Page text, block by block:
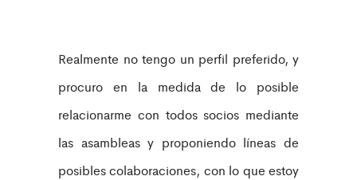
Realmente no tengo un perfil preferido, y
procuro en la medida de lo posible
relacionarme con todos socios mediante
las asambleas y proponiendo líneas de
posibles colaboraciones, con lo que estoy